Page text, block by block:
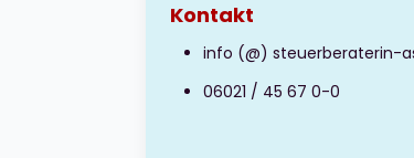
Kontakt
info (@) steuerberaterin-
06021 / 45 67 0-0